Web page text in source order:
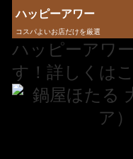
ハッピーアワー
コスパよいお店だけを厳選
ハッピーアワ
す！詳しくは